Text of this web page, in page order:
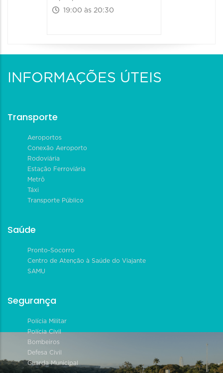
19:00 às 20:30
INFORMAÇÕES ÚTEIS
Transporte
Aeroportos
Conexão Aeroporto
Rodoviária
Estação Ferroviária
Metrô
Táxi
Transporte Público
Saúde
Pronto-Socorro
Centro de Atenção à Saúde do Viajante
SAMU
Segurança
Polícia Militar
Polícia Civil
Bombeiros
Defesa Civil
Guarda Municipal